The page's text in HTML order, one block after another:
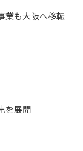
業も大阪へ移転
を展開